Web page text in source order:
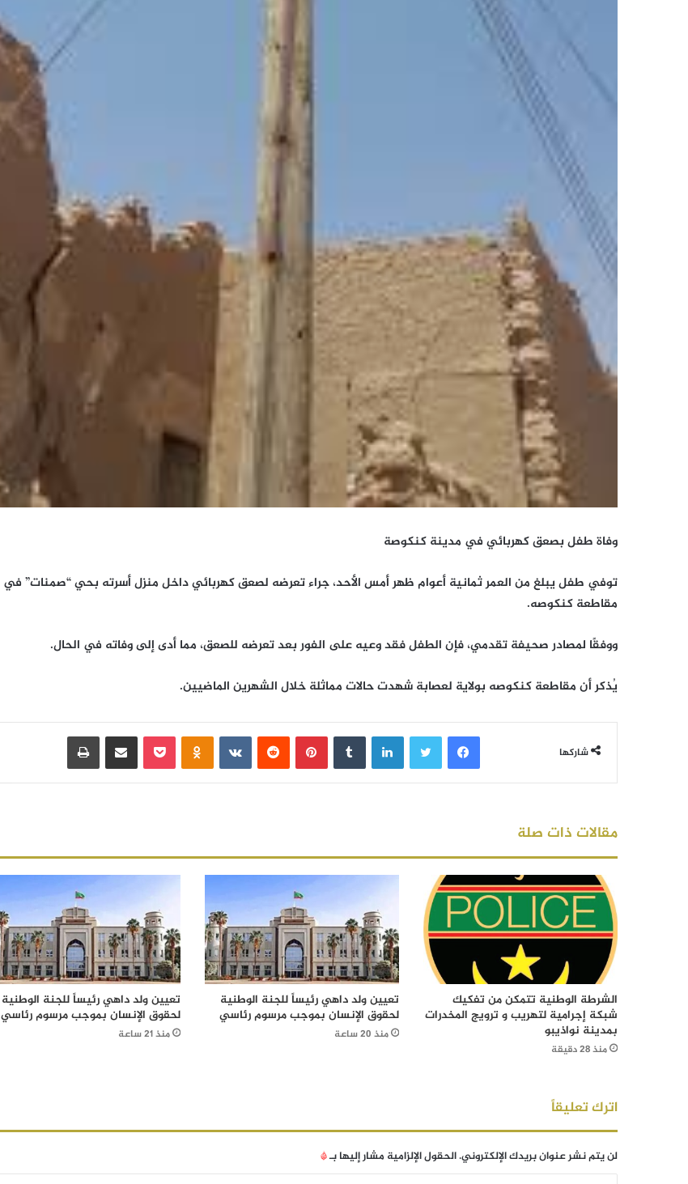
وفاة طفل بصعق كهربائي في مدينة كنكوصة
توفي طفل يبلغ من العمر ثمانية أعوام ظهر أمس الأحد، جراء تعرضه لصعق كهربائي داخل منزل أسرته بحي “صمنات” في
مقاطعة كنكوصه.
ووفقًا لمصادر صحيفة تقدمي، فإن الطفل فقد وعيه على الفور بعد تعرضه للصعق، مما أدى إلى وفاته في الحال.
يُذكر أن مقاطعة كنكوصه بولاية لعصابة شهدت حالات مماثلة خلال الشهرين الماضيين.
شاركها
فيسبوك لينكدإن بينتيريست بوكيت مشاركة عبر البريد
مقالات ذات صلة
الشرطة الوطنية تتمكن من تفكيك
شبكة إجرامية لتهريب و ترويج المخدرات
بمدينة نواذيبو
منذ 28 دقيقة
تعيين ولد داهي رئيساً للجنة الوطنية
لحقوق الإنسان بموجب مرسوم رئاسي
منذ 20 ساعة
تعيين ولد داهي رئيساً للجنة الوطنية
لحقوق الإنسان بموجب مرسوم رئاسي
منذ 21 ساعة
اترك تعليقاً
لن يتم نشر عنوان بريدك الإلكتروني.الحقول الإلزامية مشار إليها بـ*